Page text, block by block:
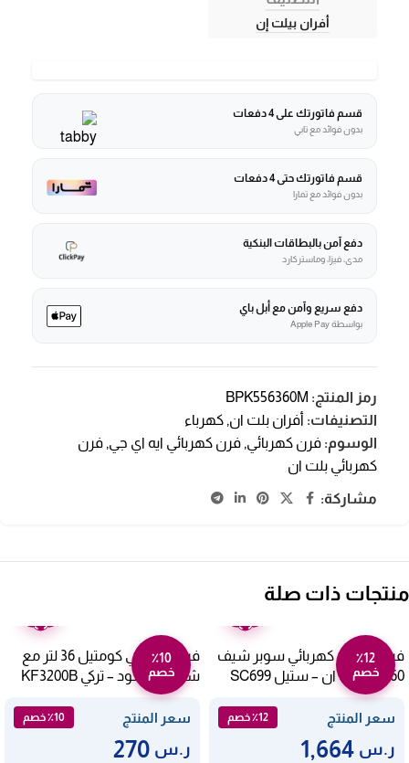
أفران بيلت إن
قسم فاتورتك على 4 دفعات
بدون فوائد مع تابي
قسم فاتورتك حتى 4 دفعات
بدون فوائد مع تمارا
دفع آمن بالبطاقات البنكية
مدى، فيزا، وماستركارد
دفع سريع وآمن مع أبل باي
بواسطة Apple Pay
رمز المنتج: BPK556360M
التصنيفات: أفران بلت ان, كهرباء
الوسوم: فرن كهربائي, فرن كهربائي ايه اي جي, فرن
كهربائي بلت ان
مشاركة:
منتجات ذات صلة
٪12
خصم
فرن ايطالي كهربائي سوبر شيف
60 سم بلت ان – ستيل SC699
E11MM
سعر المنتج
٪12 خصم
ر.س
٪10
خصم
فرن كهربائي كومتيل 36 لتر مع
شواية – أسود – تركي KF3200B
سعر المنتج ٪10 خصم
ر.س